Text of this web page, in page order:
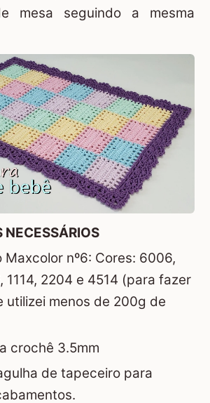
mesa seguindo a mesma
NECESSÁRIOS
Maxcolor nº6: Cores: 6006,
1114, 2204 e 4514 (para fazer
utilizei menos de 200g de
crochê 3.5mm
de tapeceiro para